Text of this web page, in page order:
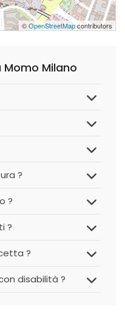
©OpenStreetMapcontributors
Milano
?
?
?
?
disabilità ?